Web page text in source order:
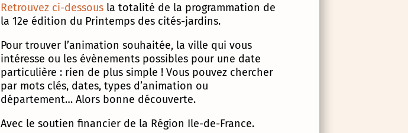
Retrouvez ci-dessousla totalité de la programmation de
la 12e édition du Printemps des cités-jardins.
Pour trouver l’animation souhaitée, la ville qui vous
intéresse ou les évènements possibles pour une date
particulière : rien de plus simple ! Vous pouvez chercher
par mots clés, dates, types d’animation ou
département… Alors bonne découverte.
Avec le soutien financier de la Région Ile-de-France.